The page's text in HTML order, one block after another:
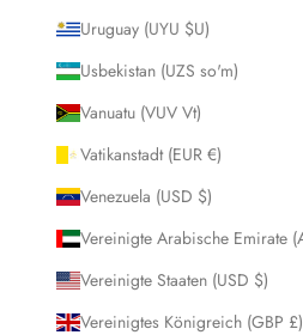
Uruguay (UYU $U)
Usbekistan (UZS so'm)
Vanuatu (VUV Vt)
Vatikanstadt (EUR €)
Venezuela (USD $)
Vereinigte Staaten (USD $)
Vereinigtes Königreich (GBP £)